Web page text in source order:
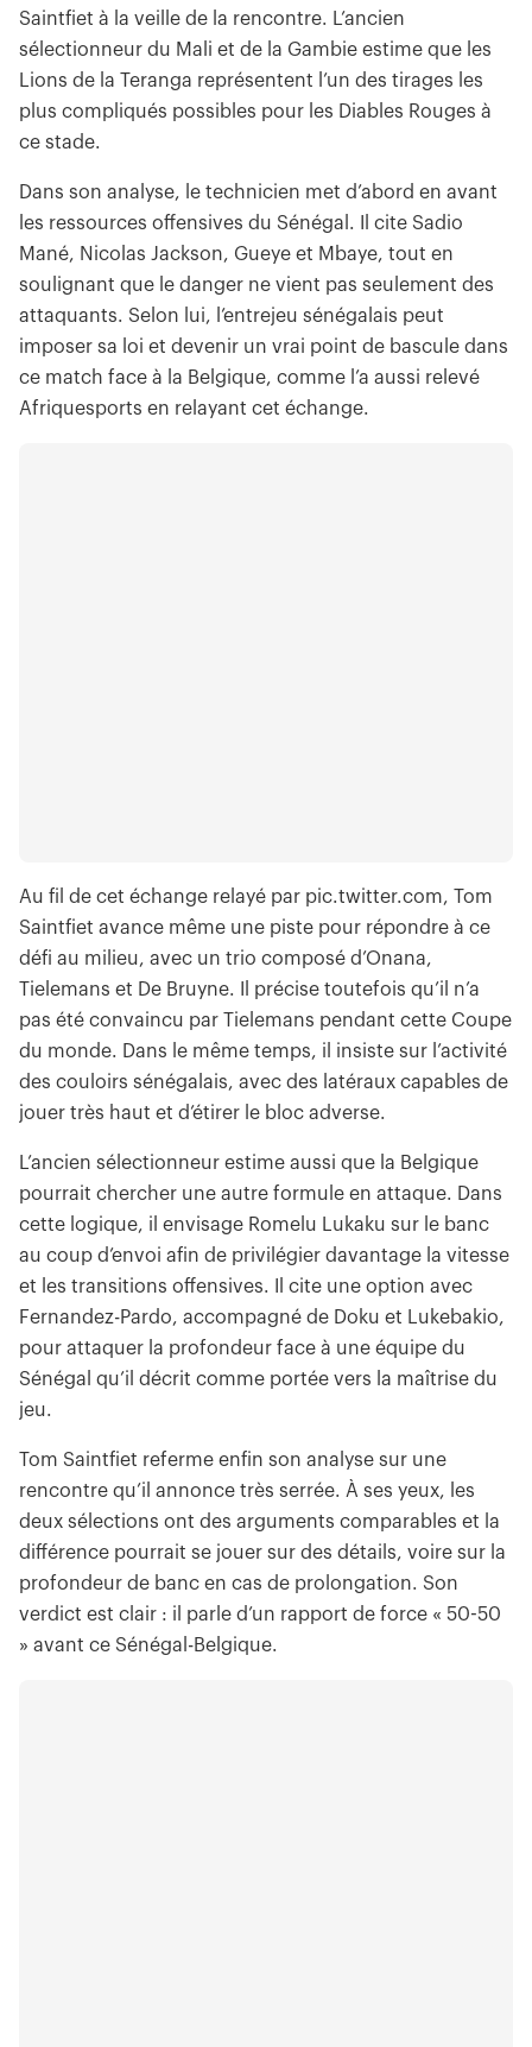
Saintfiet à la veille de la rencontre. L’ancien
sélectionneur du Mali et de la Gambie estime que les
Lions de la Teranga représentent l’un des tirages les
plus compliqués possibles pour les Diables Rouges à
ce stade.
Dans son analyse, le technicien met d’abord en avant
les ressources offensives du Sénégal. Il cite Sadio
Mané, Nicolas Jackson, Gueye et Mbaye, tout en
soulignant que le danger ne vient pas seulement des
attaquants. Selon lui, l’entrejeu sénégalais peut
imposer sa loi et devenir un vrai point de bascule dans
ce match face à la Belgique, comme l’a aussi relevé
Afriquesports en relayant cet échange.
Au fil de cet échange relayé par pic.twitter.com, Tom
Saintfiet avance même une piste pour répondre à ce
défi au milieu, avec un trio composé d’Onana,
Tielemans et De Bruyne. Il précise toutefois qu’il n’a
pas été convaincu par Tielemans pendant cette Coupe
du monde. Dans le même temps, il insiste sur l’activité
des couloirs sénégalais, avec des latéraux capables de
jouer très haut et d’étirer le bloc adverse.
L’ancien sélectionneur estime aussi que la Belgique
pourrait chercher une autre formule en attaque. Dans
cette logique, il envisage Romelu Lukaku sur le banc
au coup d’envoi afin de privilégier davantage la vitesse
et les transitions offensives. Il cite une option avec
Fernandez-Pardo, accompagné de Doku et Lukebakio,
pour attaquer la profondeur face à une équipe du
Sénégal qu’il décrit comme portée vers la maîtrise du
jeu.
Tom Saintfiet referme enfin son analyse sur une
rencontre qu’il annonce très serrée. À ses yeux, les
deux sélections ont des arguments comparables et la
différence pourrait se jouer sur des détails, voire sur la
profondeur de banc en cas de prolongation. Son
verdict est clair : il parle d’un rapport de force « 50-50
» avant ce Sénégal-Belgique.